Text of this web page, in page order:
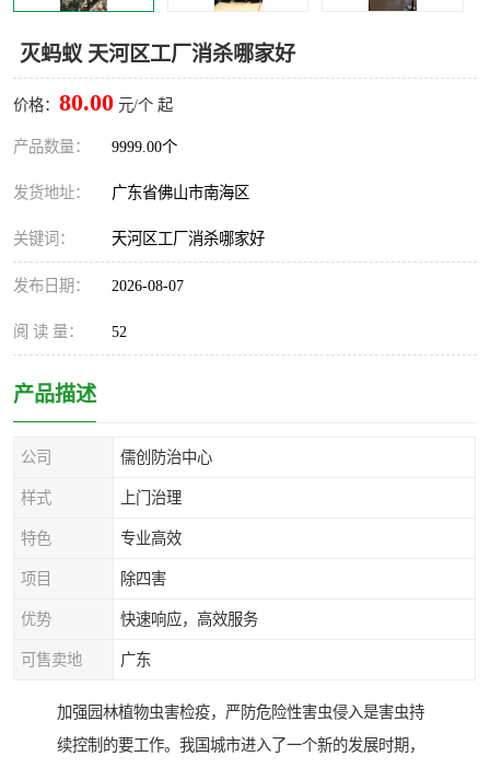
灭蚂蚁 天河区工厂消杀哪家好
价格： 80.00 元/个 起
产品数量： 9999.00个
发货地址： 广东省佛山市南海区
关键词： 天河区工厂消杀哪家好
发布日期： 2026-08-07
阅 读 量： 52
产品描述
公司 儒创防治中心
样式 上门治理
特色 专业高效
项目 除四害
优势 快速响应，高效服务
可售卖地 广东
加强园林植物虫害检疫，严防危险性害虫侵入是害虫持
续控制的要工作。我国城市进入了一个新的发展时期，